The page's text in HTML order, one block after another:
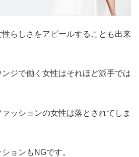
らしさをアピールすることも出来
ジで働く女性はそれほど派手では
ッションの女性は落とされてしま
ョンもNGです。